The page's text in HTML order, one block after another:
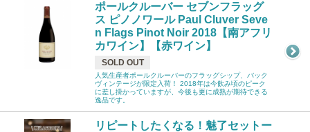
ポールクルーバー セブンフラッグ
ス ピノノワール Paul Cluver Seve
n Flags Pinot Noir 2018【南アフリ
カワイン】【赤ワイン】
SOLD OUT
人気生産者ポールクルーバーのフラッグシップ、バック
ヴィンテージが限定入荷！ 2018年は今飲み頃のピーク
に差し掛かっていますが、今後も更に成熟が期待できる
逸品です。
リピートしたくなる！魅了セットー